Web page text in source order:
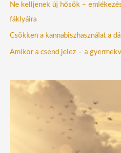
Ne kelljenek új hősök –
fáklyáira
Csökken a kannabiszhasználat a
Amikor a csend jelez – a